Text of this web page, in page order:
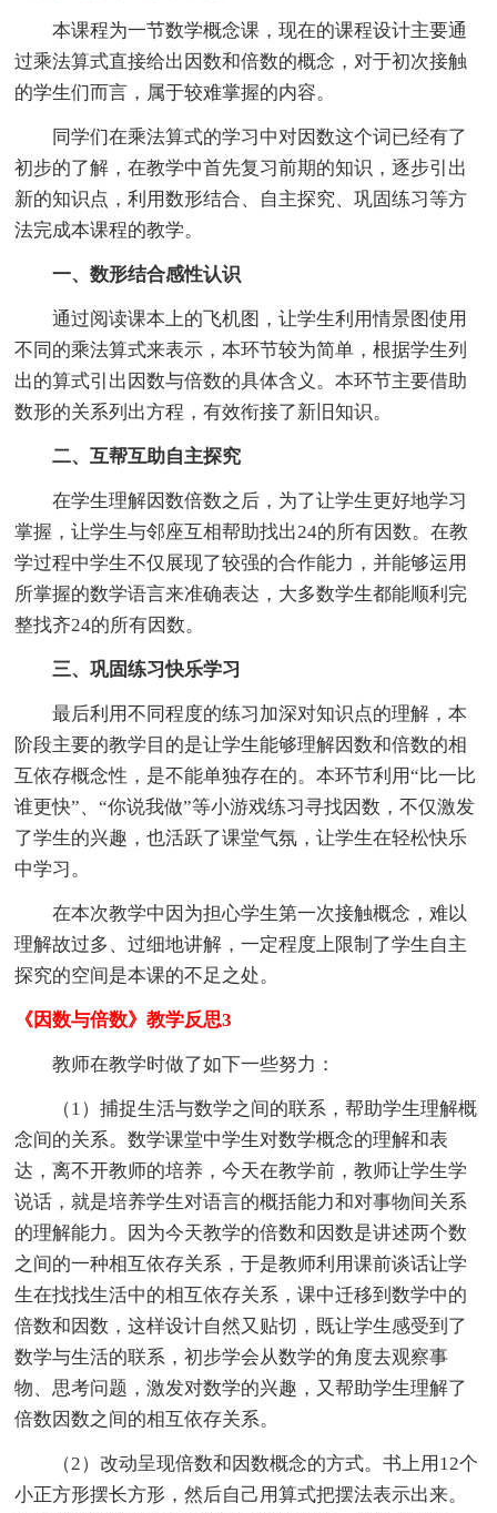
本课程为一节数学概念课，现在的课程设计主要通
过乘法算式直接给出因数和倍数的概念，对于初次接触
的学生们而言，属于较难掌握的内容。
同学们在乘法算式的学习中对因数这个词已经有了
初步的了解，在教学中首先复习前期的知识，逐步引出
新的知识点，利用数形结合、自主探究、巩固练习等方
法完成本课程的教学。
一、数形结合感性认识
通过阅读课本上的飞机图，让学生利用情景图使用
不同的乘法算式来表示，本环节较为简单，根据学生列
出的算式引出因数与倍数的具体含义。本环节主要借助
数形的关系列出方程，有效衔接了新旧知识。
二、互帮互助自主探究
在学生理解因数倍数之后，为了让学生更好地学习
掌握，让学生与邻座互相帮助找出24的所有因数。在教
学过程中学生不仅展现了较强的合作能力，并能够运用
所掌握的数学语言来准确表达，大多数学生都能顺利完
整找齐24的所有因数。
三、巩固练习快乐学习
最后利用不同程度的练习加深对知识点的理解，本
阶段主要的教学目的是让学生能够理解因数和倍数的相
互依存概念性，是不能单独存在的。本环节利用“比一比
谁更快”、“你说我做”等小游戏练习寻找因数，不仅激发
了学生的兴趣，也活跃了课堂气氛，让学生在轻松快乐
中学习。
在本次教学中因为担心学生第一次接触概念，难以
理解故过多、过细地讲解，一定程度上限制了学生自主
探究的空间是本课的不足之处。
《因数与倍数》教学反思3
教师在教学时做了如下一些努力：
（1）捕捉生活与数学之间的联系，帮助学生理解概
念间的关系。数学课堂中学生对数学概念的理解和表
达，离不开教师的培养，今天在教学前，教师让学生学
说话，就是培养学生对语言的概括能力和对事物间关系
的理解能力。因为今天教学的倍数和因数是讲述两个数
之间的一种相互依存关系，于是教师利用课前谈话让学
生在找找生活中的相互依存关系，课中迁移到数学中的
倍数和因数，这样设计自然又贴切，既让学生感受到了
数学与生活的联系，初步学会从数学的角度去观察事
物、思考问题，激发对数学的兴趣，又帮助学生理解了
倍数因数之间的相互依存关系。
（2）改动呈现倍数和因数概念的方式。书上用12个
小正方形摆长方形，然后自己用算式把摆法表示出来。